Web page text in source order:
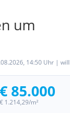
um
14:50 Uhr |
€ 85.000
€ 1.214,29/m²